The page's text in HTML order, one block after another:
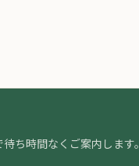
ち時間なくご案内します。